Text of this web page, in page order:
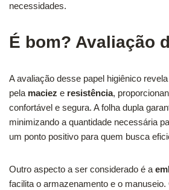
necessidades.
É bom? Avaliação
A avaliação desse papel higiênico
pela maciez e resistência,
confortável e segura. A folha dupla
minimizando a quantidade necessária
um ponto positivo para quem busca
Outro aspecto a ser considerado é a
facilita o armazenamento e o